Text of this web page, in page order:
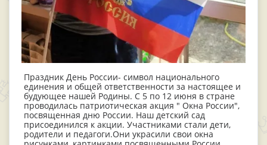
Праздник День России- символ национального
единения и общей ответственности за настоящее и
будующее нашей Родины. С 5 по 12 июня в стране
проводилась патриотическая акция " Окна России",
посвященная дню России. Наш детский сад
присоединился к акции. Участниками стали дети,
родители и педагоги.Они украсили свои окна